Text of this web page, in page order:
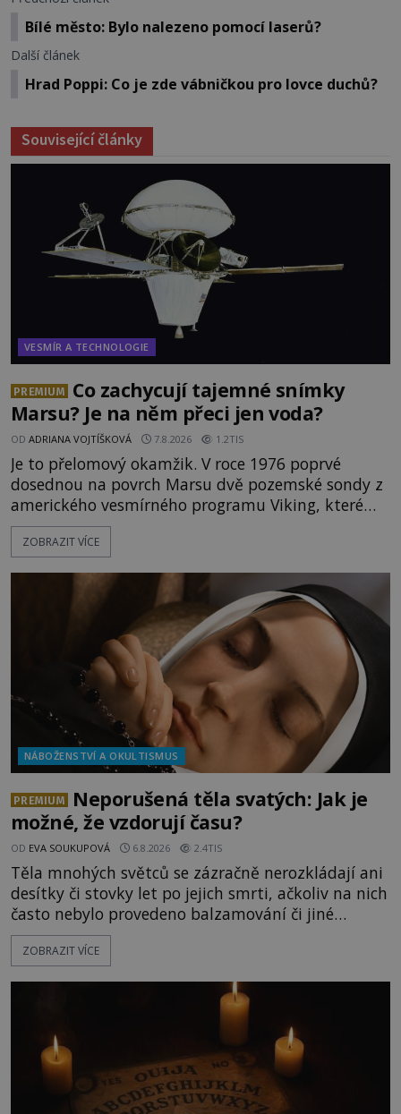
Bílé město: Bylo nalezeno pomocí laserů?
Další článek
Hrad Poppi: Co je zde vábničkou pro lovce duchů?
Související články
VESMÍR A TECHNOLOGIE
PREMIUM
Co zachycují tajemné snímky
Marsu? Je na něm přeci jen voda?
OD ADRIANA VOJTÍŠKOVÁ 7.8.2026 1.2TIS
Je to přelomový okamžik. V roce 1976 poprvé
dosednou na povrch Marsu dvě pozemské sondy z
amerického vesmírného programu Viking, které
jsou schopny pořídit fotografie záhadami
opředené rudé planety. Viking 1 zde zaznamená
zvané Cydonie totiž zachytí podivný útvar
připomínající lidskou tvář. NASA (Národní úřad
ZOBRAZIT VÍCE
NÁBOŽENSTVÍ A OKULTISMUS
PREMIUM
Neporušená těla svatých: Jak je
možné, že vzdorují času?
OD EVA SOUKUPOVÁ 6.8.2026 2.4TIS
Těla mnohých světců se zázračně nerozkládají ani
desítky či stovky let po jejich smrti, ačkoliv na nich
často nebylo provedeno balzamování či jiné
pokusy o konzervaci. Neporušené ostatky bývají
považovány za důkaz svatosti zemřelých. Jaké
ZOBRAZIT VÍCE